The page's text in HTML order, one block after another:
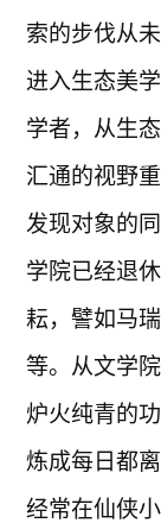
索的步伐从
进入生态美
学者，从生
汇通的视野
发现对象的
学院已经退
耘，譬如马
等。从文学
炉火纯青的
炼成每日都
经常在仙侠